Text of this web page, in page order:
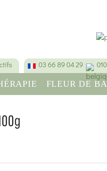
03 66 89 04 29
FLEUR DE